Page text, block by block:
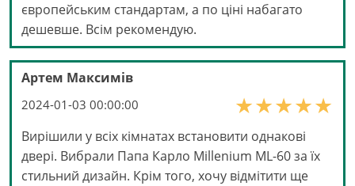
європейським стандартам, а по ціні набагато
дешевше. Всім рекомендую.
Артем Максимів
2024-01-03 00:00:00
Вирішили у всіх кімнатах встановити однакові
двері. Вибрали Папа Карло Millenium ML-60 за їх
стильний дизайн. Крім того, хочу відмітити ще